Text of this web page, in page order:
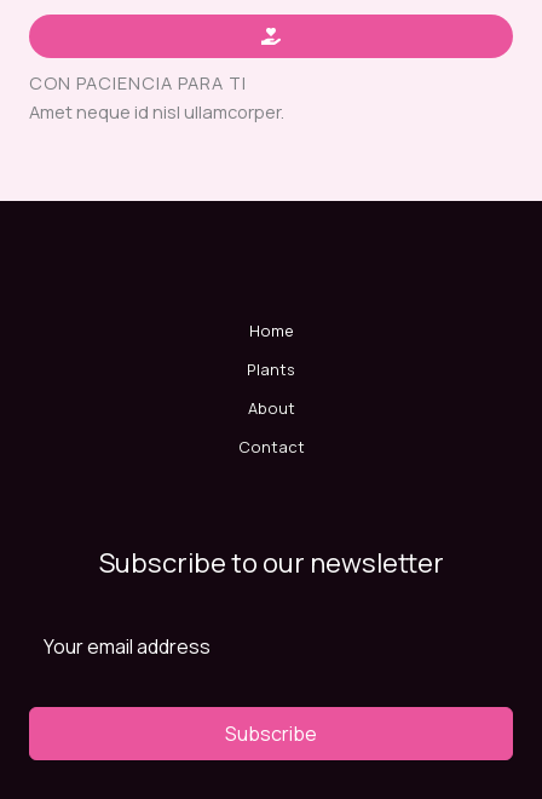
CON PACIENCIA PARA TI
Amet neque id nisl ullamcorper.
Home
Plants
About
Contact
Subscribe to our newsletter
Subscribe